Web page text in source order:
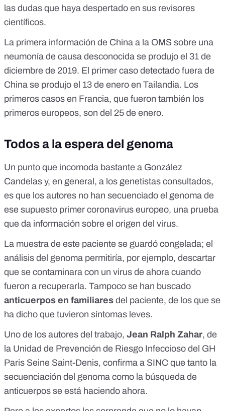
las dudas que haya despertado en sus revisores
científicos.
La primera información de China a la OMS sobre una
neumonía de causa desconocida se produjo el 31 de
diciembre de 2019. El primer caso detectado fuera de
China se produjo el 13 de enero en Tailandia. Los
primeros casos en Francia, que fueron también los
primeros europeos, son del 25 de enero.
Todos a la espera del genoma
Un punto que incomoda bastante a González
Candelas y, en general, a los genetistas consultados,
es que los autores no han secuenciado el genoma de
ese supuesto primer coronavirus europeo, una prueba
que da información sobre el origen del virus.
La muestra de este paciente se guardó congelada; el
análisis del genoma permitiría, por ejemplo, descartar
que se contaminara con un virus de ahora cuando
fueron a recuperarla. Tampoco se han buscado
anticuerpos en familiares del paciente, de los que se
ha dicho que tuvieron síntomas leves.
Uno de los autores del trabajo, Jean Ralph Zahar, de
la Unidad de Prevención de Riesgo Infeccioso del GH
Paris Seine Saint-Denis, confirma a SINC que tanto la
secuenciación del genoma como la búsqueda de
anticuerpos se está haciendo ahora.